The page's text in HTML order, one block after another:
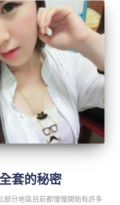
套的秘密
部分地區目前都慢慢開始有許多